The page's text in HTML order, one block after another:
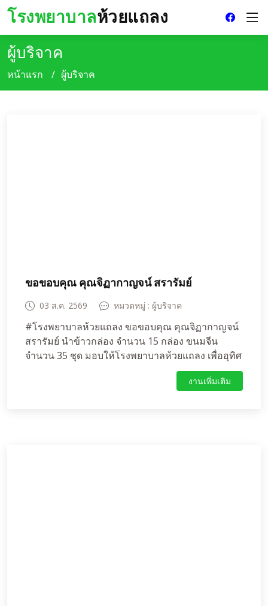
โรงพยาบาลห้วยแถลง
ผู้บริจาค
หน้าแรก ผู้บริจาค
ขอขอบคุณ คุณจิฏากาญจน์ สรารัมย์
03 ส.ค. 2569 หมวดหมู่ : ผู้บริจาค
#โรงพยาบาลห้วยแถลง ขอขอบคุณ คุณจิฏากาญจน์
สรารัมย์ นำข้าวกล่อง จำนวน 15 กล่อง ขนมจีน
จำนวน 35 ชุด มอบให้โรงพยาบาลห้วยแถลง เพื่ออุทิศ
งานเพิ่มเติม